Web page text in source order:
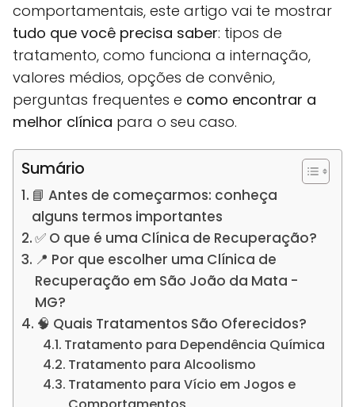
comportamentais, este artigo vai te mostrar
tudo que você precisa saber: tipos de
tratamento, como funciona a internação,
valores médios, opções de convênio,
perguntas frequentes e como encontrar a
melhor clínica para o seu caso.
Sumário
📘 Antes de começarmos: conheça
alguns termos importantes
✅ O que é uma Clínica de Recuperação?
📍 Por que escolher uma Clínica de
Recuperação em São João da Mata -
MG?
🧠 Quais Tratamentos São Oferecidos?
Tratamento para Dependência Química
Tratamento para Alcoolismo
Tratamento para Vício em Jogos e